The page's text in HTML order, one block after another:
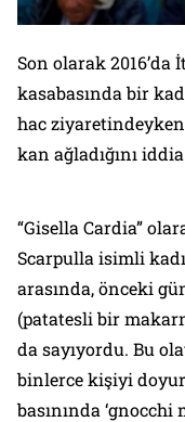
Son olarak 2016’da
kasabasında bir
hac
kan ağladığını
“Gisella Cardia”
Scarpulla isimli
arasında, önceki
(patatesli bir
da sayıyordu. Bu
binlerce kişiyi
basınında